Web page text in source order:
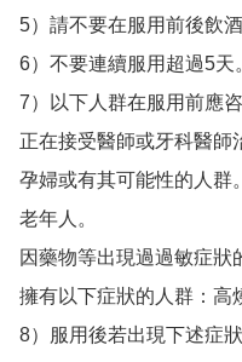
5）請不要在服用前後飲酒
6）不要連續服用超過5天
7）以下人群在服用前應
正在接受醫師或牙科醫師
孕婦或有其可能性的人群。
老年人。
因藥物等出現過過敏症狀
擁有以下症狀的人群：高
8）服用後若出現下述症